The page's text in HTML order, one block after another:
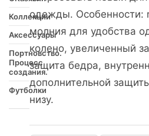
Коллекции
Аксессуары
Портновство.
Процесс
создания.
Футболки
одежды. Особенности:
молния для удобства
колено, увеличенный
защита бедра,
дополнительной
низу.